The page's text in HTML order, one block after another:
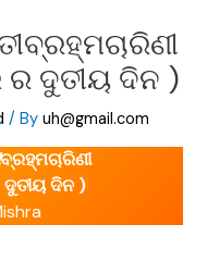
ର ଦୁତୀୟ ଦିନ )
/ Byuh@gmail.com
ବ୍ରହ୍ମଚାରିଣୀ
ଦୁତୀୟ ଦିନ )